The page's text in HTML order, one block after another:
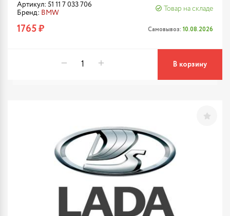
Артикул: 51 11 7 033 706
Бренд: BMW
Товар на складе
1765 ₽ Самовывоз: 10.08.2026
В корзину